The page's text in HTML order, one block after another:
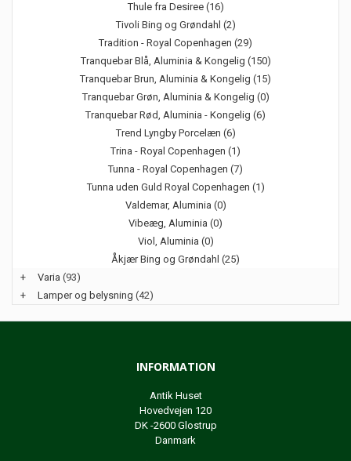
Thule fra Desiree (16)
Tivoli Bing og Grøndahl (2)
Tradition - Royal Copenhagen (29)
Tranquebar Blå, Aluminia & Kongelig (150)
Tranquebar Brun, Aluminia & Kongelig (15)
Tranquebar Grøn, Aluminia & Kongelig (0)
Tranquebar Rød, Aluminia - Kongelig (6)
Trend Lyngby Porcelæn (6)
Trina - Royal Copenhagen (1)
Tunna - Royal Copenhagen (7)
Tunna uden Guld Royal Copenhagen (1)
Valdemar, Aluminia (0)
Vibeæg, Aluminia (0)
Viol, Aluminia (0)
Åkjær Bing og Grøndahl (25)
+
Varia (93)
+
Lamper og belysning (42)
INFORMATION
Antik Huset
Hovedvejen 120
DK -2600 Glostrup
Danmark